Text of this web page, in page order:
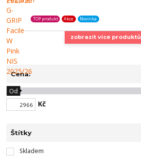
TOP produkt Akce Novinka
zobrazit více produktů
Cena:
Kč
Od
Štítky
Skladem